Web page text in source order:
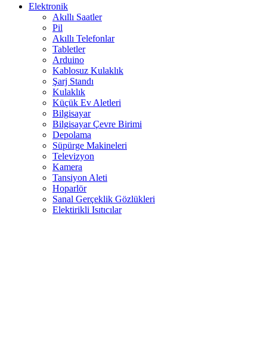
Elektronik
Akıllı Saatler
Pil
Akıllı Telefonlar
Tabletler
Arduino
Kablosuz Kulaklık
Şarj Standı
Kulaklık
Küçük Ev Aletleri
Bilgisayar
Bilgisayar Çevre Birimi
Depolama
Süpürge Makineleri
Televizyon
Kamera
Tansiyon Aleti
Hoparlör
Sanal Gerçeklik Gözlükleri
Elektirikli Isıtıcılar